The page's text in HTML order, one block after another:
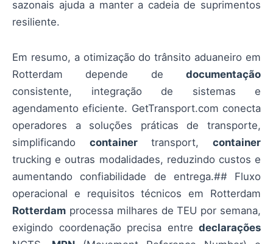
sazonais ajuda a manter a cadeia de suprimentos
resiliente.
Em resumo, a otimização do trânsito aduaneiro em
Rotterdam depende de documentação
consistente, integração de sistemas e
agendamento eficiente. GetTransport.com conecta
operadores a soluções práticas de transporte,
simplificando containertransport,container
trucking e outras modalidades, reduzindo custos e
aumentando confiabilidade de entrega.## Fluxo
operacional e requisitos técnicos em Rotterdam
Rotterdam processa milhares de TEU por semana,
exigindo coordenação precisa entre declarações